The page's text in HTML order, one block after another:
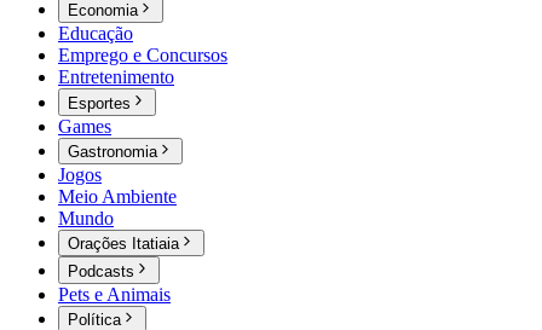
Economia
Educação
Emprego e Concursos
Entretenimento
Esportes
Games
Gastronomia
Jogos
Meio Ambiente
Mundo
Orações Itatiaia
Podcasts
Pets e Animais
Política